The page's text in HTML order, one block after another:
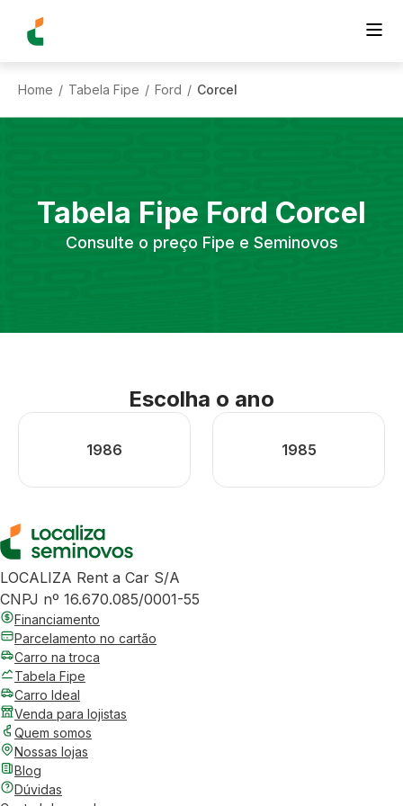
Home / Tabela Fipe / Ford / Corcel
Tabela Fipe Ford Corcel
Consulte o preço Fipe e Seminovos
Escolha o ano
1986 1985
LOCALIZA Rent a Car S/A
CNPJ nº 16.670.085/0001-55
Financiamento
Parcelamento no cartão
Carro na troca
Tabela Fipe
Carro Ideal
Venda para lojistas
Quem somos
Nossas lojas
Blog
Dúvidas